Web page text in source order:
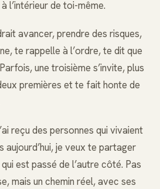
l’intérieur de toi-même.
avancer, prendre des risques,
te rappelle à l’ordre, te dit que
une troisième s’invite, plus
premières et te fait honte de
reçu des personnes qui vivaient
aujourd’hui, je veux te partager
qui est passé de l’autre côté. Pas
mais un chemin réel, avec ses